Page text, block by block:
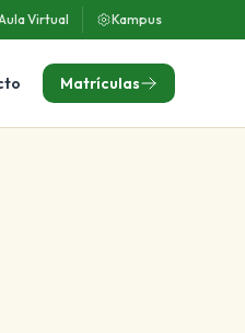
Virtual Kampus
Matrículas